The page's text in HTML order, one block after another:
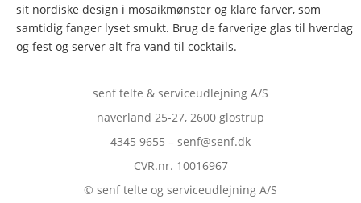
sit nordiske design i mosaikmønster og klare farver, som
samtidig fanger lyset smukt. Brug de farverige glas til hverdag
og fest og server alt fra vand til cocktails.
senf telte & serviceudlejning A/S
naverland 25-27, 2600 glostrup
4345 9655 – senf@senf.dk
CVR.nr. 10016967
© senf telte og serviceudlejning A/S